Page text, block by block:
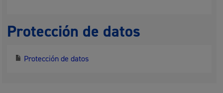
Protección de datos
Protección de datos